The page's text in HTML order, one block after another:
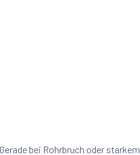
bei Rohrbruch oder starkem